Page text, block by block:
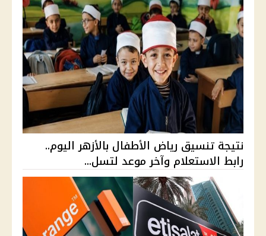
نتيجة تنسيق رياض الأطفال بالأزهر اليوم..
رابط الاستعلام وآخر موعد لتسل...